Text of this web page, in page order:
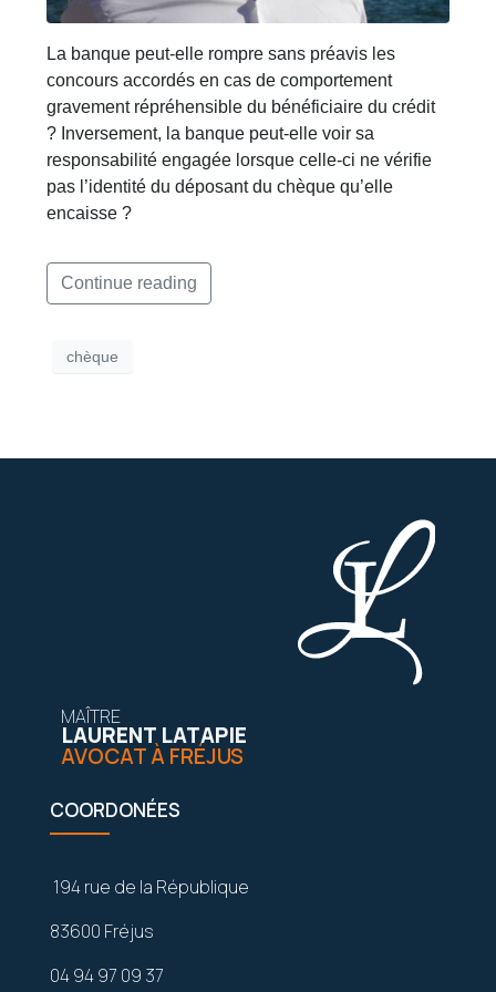
La banque peut-elle rompre sans préavis les
concours accordés en cas de comportement
gravement répréhensible du bénéficiaire du crédit
? Inversement, la banque peut-elle voir sa
responsabilité engagée lorsque celle-ci ne vérifie
pas l’identité du déposant du chèque qu’elle
encaisse ?
Continue reading
chèque
MAÎTRE
LAURENT LATAPIE
AVOCAT À FRÉJUS
COORDONÉES
194 rue de la République
83600 Fréjus
04 94 97 09 37